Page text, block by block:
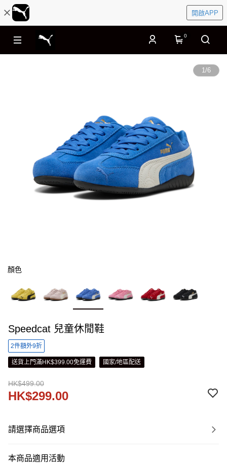
開啟APP
0
1/6
顏色
Speedcat 兒童休閒鞋
2件額外9折
送貨上門滿HK$399.00免運費 國家/地區配送
HK$499.00
HK$299.00
請選擇商品選項
本商品適用活動